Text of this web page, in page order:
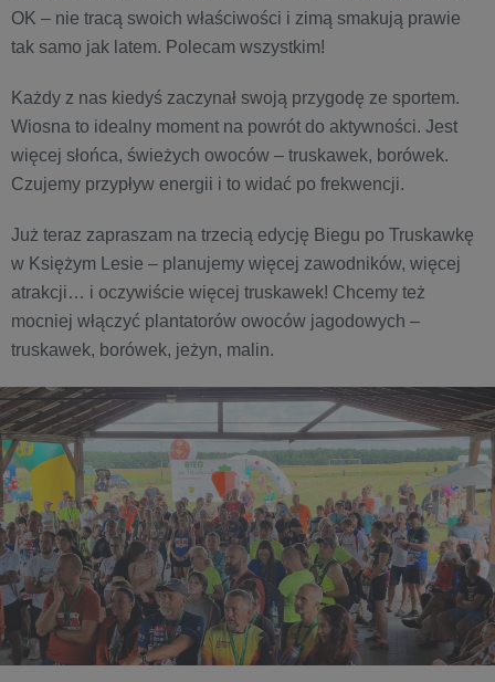
OK – nie tracą swoich właściwości i zimą smakują prawie
tak samo jak latem. Polecam wszystkim!
Każdy z nas kiedyś zaczynał swoją przygodę ze sportem.
Wiosna to idealny moment na powrót do aktywności. Jest
więcej słońca, świeżych owoców – truskawek, borówek.
Czujemy przypływ energii i to widać po frekwencji.
Już teraz zapraszam na trzecią edycję Biegu po Truskawkę
w Księżym Lesie – planujemy więcej zawodników, więcej
atrakcji… i oczywiście więcej truskawek! Chcemy też
mocniej włączyć plantatorów owoców jagodowych –
truskawek, borówek, jeżyn, malin.